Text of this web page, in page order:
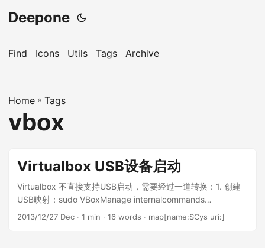
Deepone
Find Icons Utils Tags Archive
Home » Tags
vbox
Virtualbox USB设备启动
Virtualbox 不直接支持USB启动，需要经过一道转换：1. 创建
USB映射：sudo VBoxManage internalcommands
createrawvmdk -filename usb.vmdk -rawdisk /dev/sdc替
2013/12/27 Dec · 1 min · 16 words · map[name:SCys uri:]